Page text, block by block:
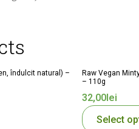
îndulcit natural) –
Raw Vegan
– 110g
32,00lei
Select